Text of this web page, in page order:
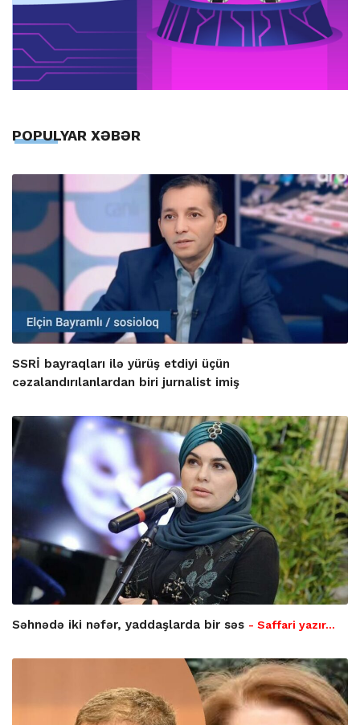
POPULYAR XƏBƏR
SSRİ bayraqları ilə yürüş etdiyi üçün
cəzalandırılanlardan biri jurnalist imiş
Səhnədə iki nəfər, yaddaşlarda bir səs - Saffari yazır…